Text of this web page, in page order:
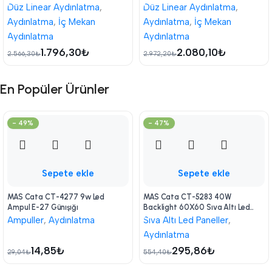
Düz Linear Aydınlatma,
Aydınlatma, İç Mekan
Aydınlatma
2.566,30₺1.796,30₺
Düz Linear Aydınlatma,
Aydınlatma, İç Mekan
Aydınlatma
2.972,20₺2.080,10₺
En Popüler Ürünler
- 49%
Sepete ekle
MAS Cata CT-4277 9w Led
Ampul E-27 Günışığı
Ampuller, Aydınlatma
29,04₺14,85₺
- 47%
Sepete ekle
MAS Cata CT-5283 40W
Backlight 60X60 Sıva Altı Led
Panel Armatür Beyaz Işık
Sıva Altı Led Paneller,
Aydınlatma
554,40₺295,86₺